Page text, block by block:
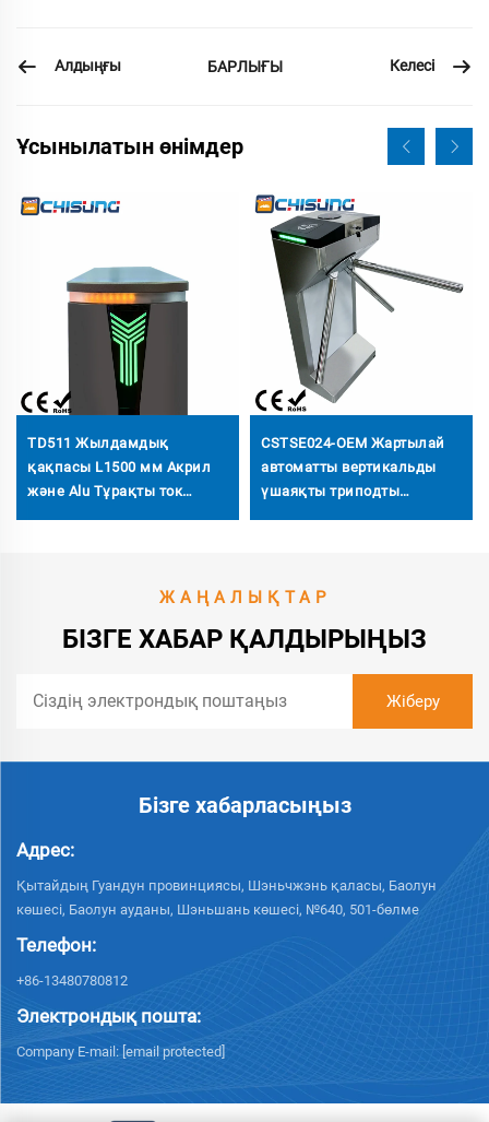
Алдыңғы БАРЛЫҒЫ Келесі
Ұсынылатын өнімдер
TD511 Жылдамдық
қақпасы L1500 мм Акрил
және Alu Тұрақты ток
CSTSE024-OEM Жартылай
автоматты вертикальды
үшаяқты триподты
ЖАҢАЛЫҚТАР
БІЗГЕ ХАБАР ҚАЛДЫРЫҢЫЗ
Бізге хабарласыңыз
Адрес:
Қытайдың Гуандун провинциясы, Шэньчжэнь қаласы, Баолун
көшесі, Баолун ауданы, Шэньшань көшесі, №640, 501-бөлме
Телефон:
+86-13480780812
Электрондық пошта:
Company E-mail: [email protected]